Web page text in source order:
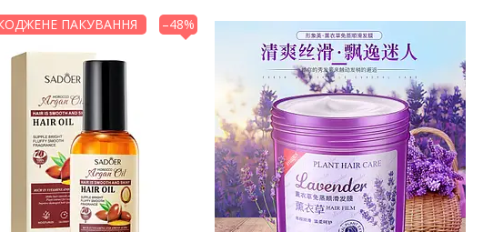
ПАКУВАННЯ –48%